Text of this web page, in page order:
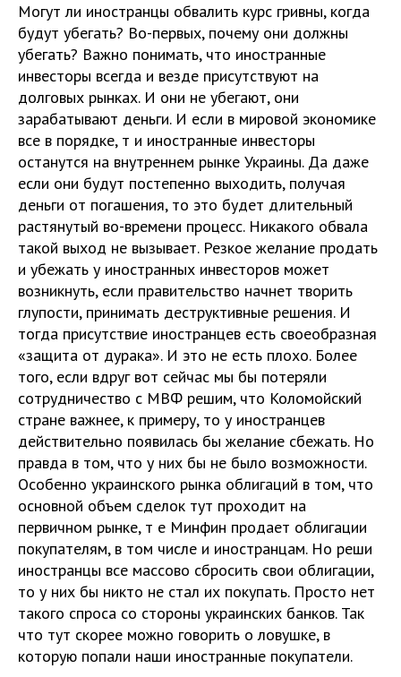
Могут ли иностранцы обвалить курс гривны, когда
будут убегать? Во-первых, почему они должны
убегать? Важно понимать, что иностранные
инвесторы всегда и везде присутствуют на
долговых рынках. И они не убегают, они
зарабатывают деньги. И если в мировой экономике
все в порядке, т и иностранные инвесторы
останутся на внутреннем рынке Украины. Да даже
если они будут постепенно выходить, получая
деньги от погашения, то это будет длительный
растянутый во-времени процесс. Никакого обвала
такой выход не вызывает. Резкое желание продать
и убежать у иностранных инвесторов может
возникнуть, если правительство начнет творить
глупости, принимать деструктивные решения. И
тогда присутствие иностранцев есть своеобразная
«защита от дурака». И это не есть плохо. Более
того, если вдруг вот сейчас мы бы потеряли
сотрудничество с МВФ решим, что Коломойский
стране важнее, к примеру, то у иностранцев
действительно появилась бы желание сбежать. Но
правда в том, что у них бы не было возможности.
Особенно украинского рынка облигаций в том, что
основной объем сделок тут проходит на
первичном рынке, т е Минфин продает облигации
покупателям, в том числе и иностранцам. Но реши
иностранцы все массово сбросить свои облигации,
то у них бы никто не стал их покупать. Просто нет
такого спроса со стороны украинских банков. Так
что тут скорее можно говорить о ловушке, в
которую попали наши иностранные покупатели.